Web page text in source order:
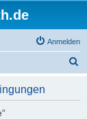
Anmelden